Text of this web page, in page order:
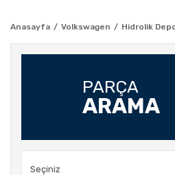
Anasayfa Volkswagen Hidrolik
PARÇA
ARAMA